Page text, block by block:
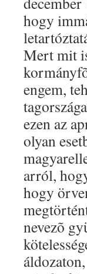
hogy
Mert mit
engem,
ezen az
olyan
arról,
hogy
nevezõ